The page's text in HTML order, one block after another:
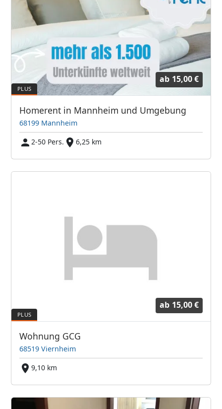
ab 15,00 €
Homerent in Mannheim und Umgebung
68199 Mannheim
2-50 Pers.
6,25 km
ab 15,00 €
Wohnung GCG
68519 Viernheim
9,10 km